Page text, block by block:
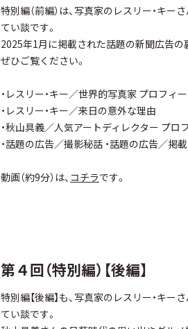
特別編（前編）は、写真家のレスリー・キ
てい談です。
2025年1月に掲載された話題の新聞広告の
ぜひご覧ください。
・レスリー・キー／世界的写真家 プロフィ
・レスリー・キー／来日の意外な理由
・秋山具義／人気アートディレクター プロ
・話題の広告／撮影秘話 ・話題の広告／掲
動画（約9分）は、 コチラです。
第４回（特別編）【後編】
特別編【後編】も、写真家のレスリー・キ
てい談です。